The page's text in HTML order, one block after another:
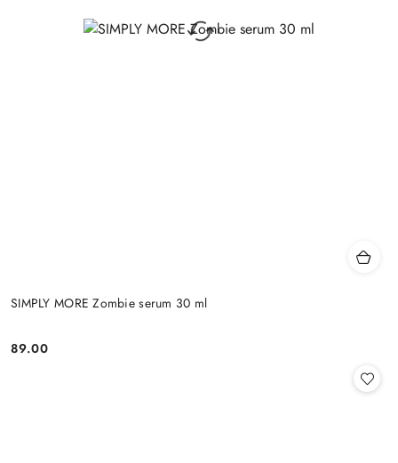
SIMPLY MORE Zombie serum 30 ml
Cena:
89.00